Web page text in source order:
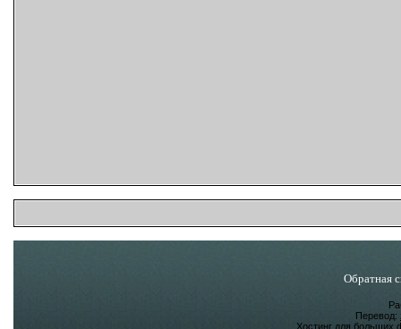
Обратная
Перевод:
Хостинг для больших